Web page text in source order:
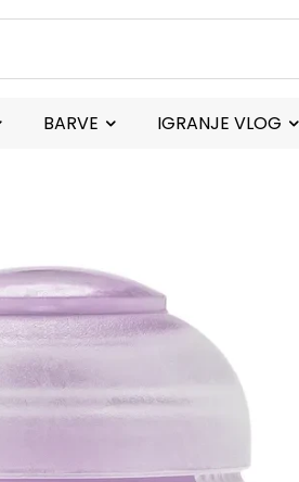
BARVE IGRANJE VLOG